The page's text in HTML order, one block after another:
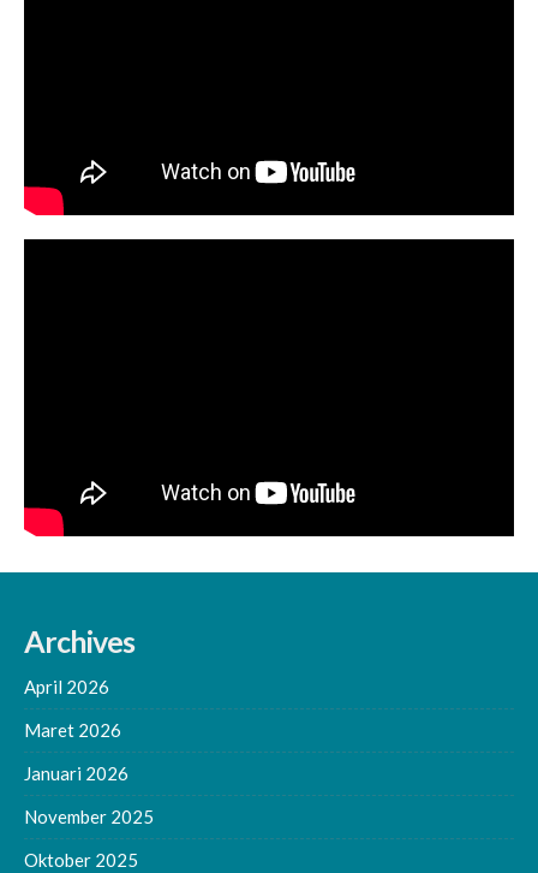
Archives
April 2026
Maret 2026
Januari 2026
November 2025
Oktober 2025